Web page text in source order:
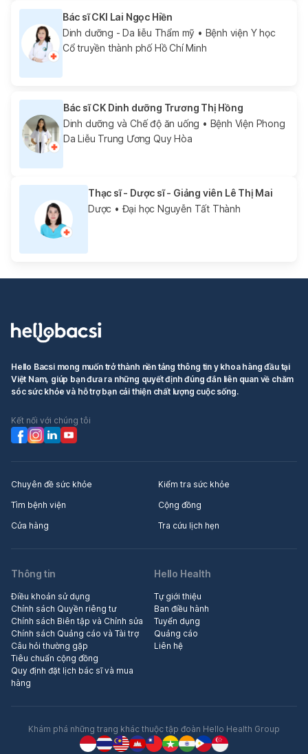
Bác sĩ CKI Lai Ngọc Hiền
Dinh dưỡng - Da liễu Thẩm mỹ • Bệnh viện Y học
Cổ truyền thành phố Hồ Chí Minh
Bác sĩ CK Dinh dưỡng Trương Thị Hồng
Dinh dưỡng và Chế độ ăn uống • Bệnh Viện Phong
Da Liễu Trung Ương Quy Hòa
Thạc sĩ - Dược sĩ - Giảng viên Lê Thị Mai
Dược • Đại học Nguyễn Tất Thành
Hello Bacsi mong muốn trở thành nền tảng thông tin y khoa hàng đầu tại
Việt Nam, giúp bạn đưa ra những quyết định đúng đắn liên quan về chăm
sóc sức khỏe và hỗ trợ bạn cải thiện chất lượng cuộc sống.
Kết nối với chúng tôi
Chuyên đề sức khỏe
Kiểm tra sức khỏe
Tìm bệnh viện
Cộng đồng
Cửa hàng
Tra cứu lịch hẹn
Thông tin
Điều khoản sử dụng
Chính sách Quyền riêng tư
Chính sách Biên tập và Chỉnh sửa
Chính sách Quảng cáo và Tài trợ
Câu hỏi thường gặp
Tiêu chuẩn cộng đồng
Quy định đặt lịch bác sĩ và mua
hàng
Hello Health
Tự giới thiệu
Ban điều hành
Tuyển dụng
Quảng cáo
Liên hệ
Khám phá những trang khác thuộc tập đoàn Hello Health Group